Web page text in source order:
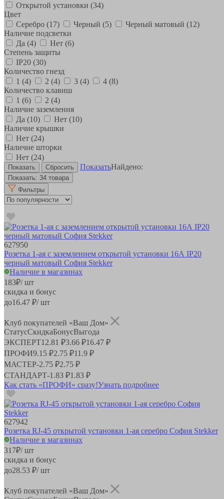
Открытой установки (34)
Цвет
Серебро (17) Черный (5) Черный матовый (12)
Наличие подсветки
Да (4) Нет (6)
Степень защиты
IP20 (30)
Количество гнезд
1 (4) 2 (4) 3 (4) 4 (8)
Количество клавиш
1 (6) 2 (4)
Наличие заземления
Да (10) Нет (10)
Наличие крышки
Нет (24)
Наличие шторки
Нет (24)
ПоказатьНайдено:
Показать: 34 товара
Фильтры
627950
Розетка 1-ая с заземлением открытой установки 16А IP20
черный матовый София Stekker
Наличие в магазинах
183₽/ шт
скидка и бонус
до16.47 ₽/ шт
Клуб покупателей «Ваш Дом»
СтатусСкидкаБонусВыгода
ЭКСПЕРТ12.81 ₽3.66 ₽16.47 ₽
ПРОФИ9.15 ₽2.75 ₽11.9 ₽
МАСТЕР-2.75 ₽2.75 ₽
СТАНДАРТ-1.83 ₽1.83 ₽
Как стать «ПРОФИ» сразу!Узнать подробнее
627942
Розетка RJ-45 открытой установки 1-ая серебро София Stekker
Наличие в магазинах
317₽/ шт
скидка и бонус
до28.53 ₽/ шт
Клуб покупателей «Ваш Дом»